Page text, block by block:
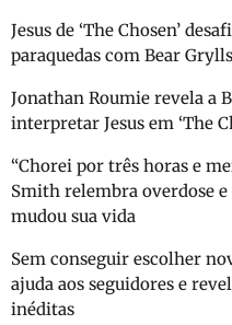
Jesus de ‘The Chosen’
paraquedas com Bear Grylls
Jonathan Roumie revela a
interpretar Jesus em ‘The
“Chorei por três horas e
Smith relembra overdose
mudou sua vida
Sem conseguir escolher
ajuda aos seguidores e
inéditas